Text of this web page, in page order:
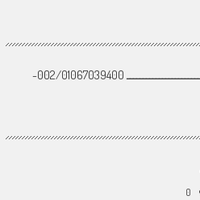
أرقام الأتصال ــــــــــــــــــــــــــــــــــــــــــــــــــ 002/01067039400-
0